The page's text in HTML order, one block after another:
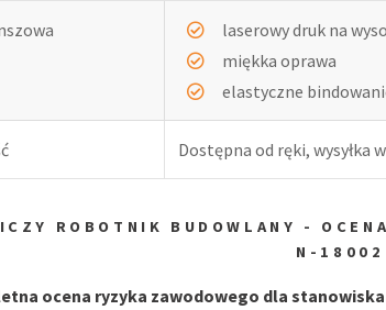
laserowy druk na
miękka oprawa
elastyczne
Dostępna od ręki, wysyłka
ROBOTNIK BUDOWLANY -
N-18002
ocena ryzyka zawodowego dla